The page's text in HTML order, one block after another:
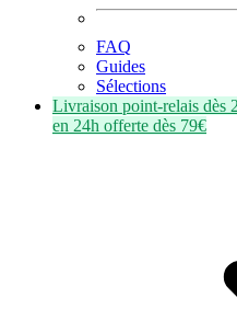
FAQ
Guides
Sélections
Livraison point-relais dès
en 24h offerte dès 79€